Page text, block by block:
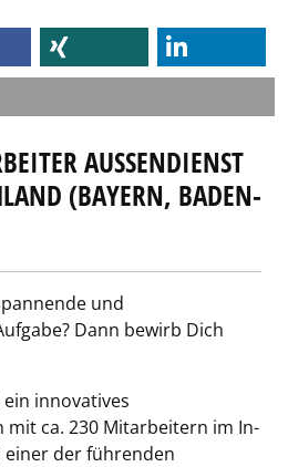
AUSSENDIENST F
(BAYERN, BADEN-W
und
Dann bewirb Dich
innovatives
ca. 230 Mitarbeitern im In-
einer der führenden